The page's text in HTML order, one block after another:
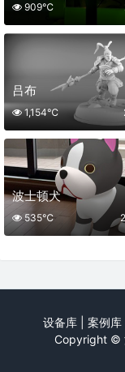
909℃
吕布
1,154℃
波士顿犬
535℃
设备库| 案例库|
Copyright ©